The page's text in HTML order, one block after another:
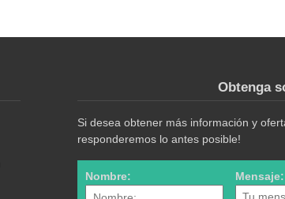
Obtenga
Si desea obtener más información y
responderemos lo antes posible!
Nombre: